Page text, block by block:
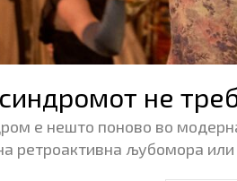
не
e нешто поново во
ретроактивна љубомора или